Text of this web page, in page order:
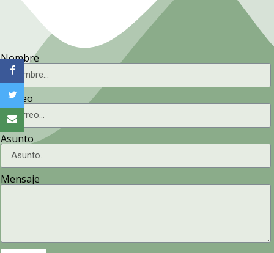
Nombre
Correo
Asunto
Mensaje